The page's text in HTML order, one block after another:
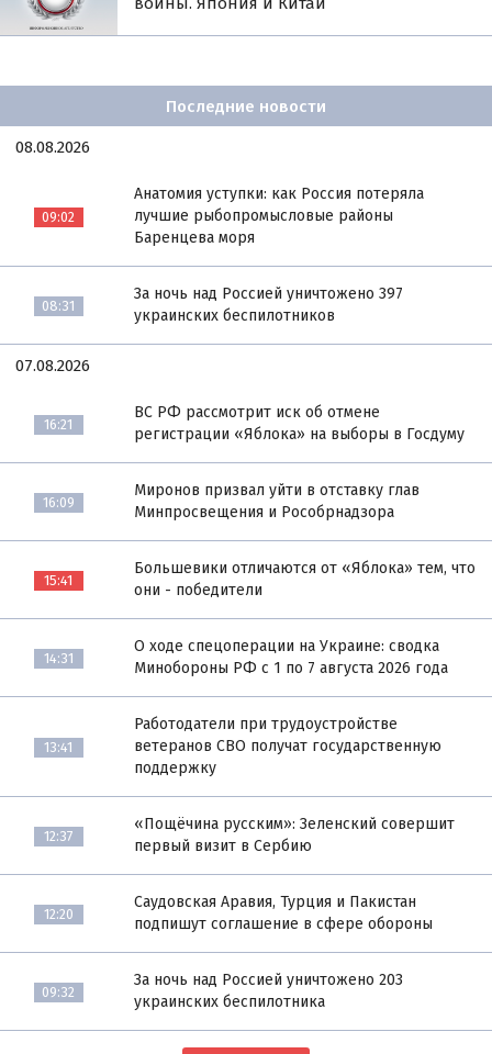
Последние новости
08.08.2026
09:02
Анатомия уступки: как Россия потеряла
лучшие рыбопромысловые районы
Баренцева моря
08:31
За ночь над Россией уничтожено 397
украинских беспилотников
07.08.2026
16:21
ВС РФ рассмотрит иск об отмене
регистрации «Яблока» на выборы в Госдуму
16:09
Миронов призвал уйти в отставку глав
Минпросвещения и Рособрнадзора
15:41
Большевики отличаются от «Яблока» тем, что
они - победители
14:31
О ходе спецоперации на Украине: сводка
Минобороны РФ с 1 по 7 августа 2026 года
13:41
Работодатели при трудоустройстве
ветеранов СВО получат государственную
поддержку
12:37
«Пощёчина русским»: Зеленский совершит
первый визит в Сербию
12:20
Саудовская Аравия, Турция и Пакистан
подпишут соглашение в сфере обороны
09:32
За ночь над Россией уничтожено 203
украинских беспилотника